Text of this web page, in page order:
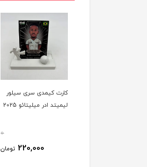
کارت کیمدی سری سیلور
لیمیتد ادر میلیتائو 2025
0
220,000 تومان